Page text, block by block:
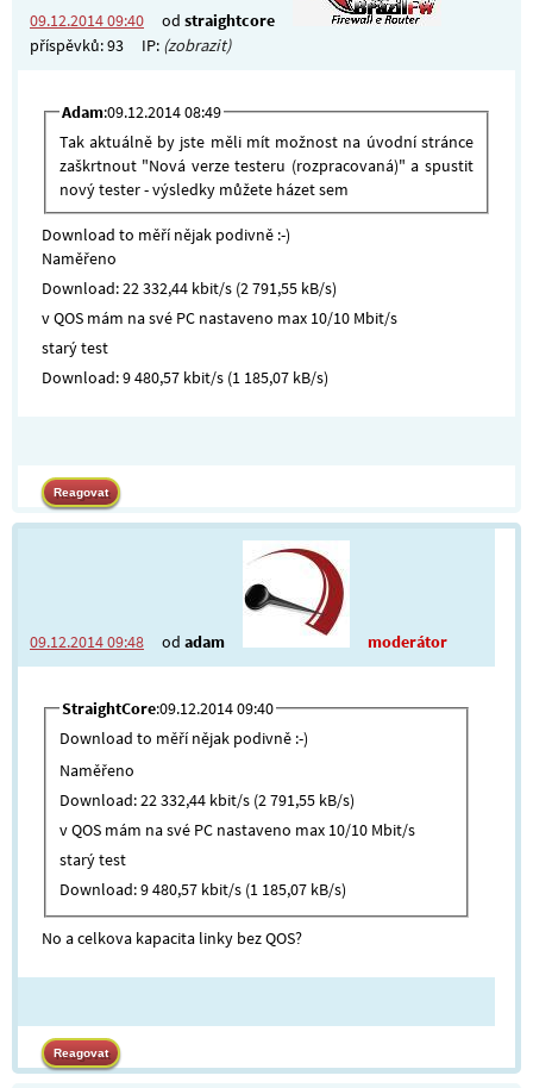
09.12.2014 09:40 od straightcore
příspěvků: 93
IP: (zobrazit)
Adam:09.12.2014 08:49
Tak aktuálně by jste měli mít možnost na úvodní stránce
zaškrtnout "Nová verze testeru (rozpracovaná)" a spustit
nový tester - výsledky můžete házet sem
Download to měří nějak podivně :-)
Naměřeno
Download: 22 332,44 kbit/s (2 791,55 kB/s)
v QOS mám na své PC nastaveno max 10/10 Mbit/s
starý test
Download: 9 480,57 kbit/s (1 185,07 kB/s)
09.12.2014 09:48 od adam moderátor
StraightCore:09.12.2014 09:40
Download to měří nějak podivně :-)
Naměřeno
Download: 22 332,44 kbit/s (2 791,55 kB/s)
v QOS mám na své PC nastaveno max 10/10 Mbit/s
starý test
Download: 9 480,57 kbit/s (1 185,07 kB/s)
No a celkova kapacita linky bez QOS?